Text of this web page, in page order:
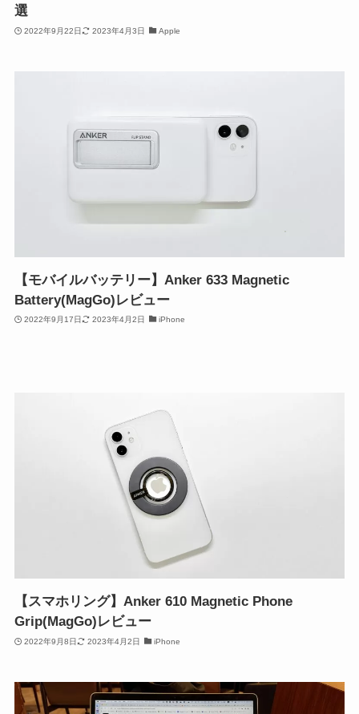
選
2022年9月22日 2023年4月3日 Apple
【モバイルバッテリー】Anker 633 Magnetic
Battery(MagGo)レビュー
2022年9月17日 2023年4月2日 iPhone
【スマホリング】Anker 610 Magnetic Phone
Grip(MagGo)レビュー
2022年9月8日 2023年4月2日 iPhone